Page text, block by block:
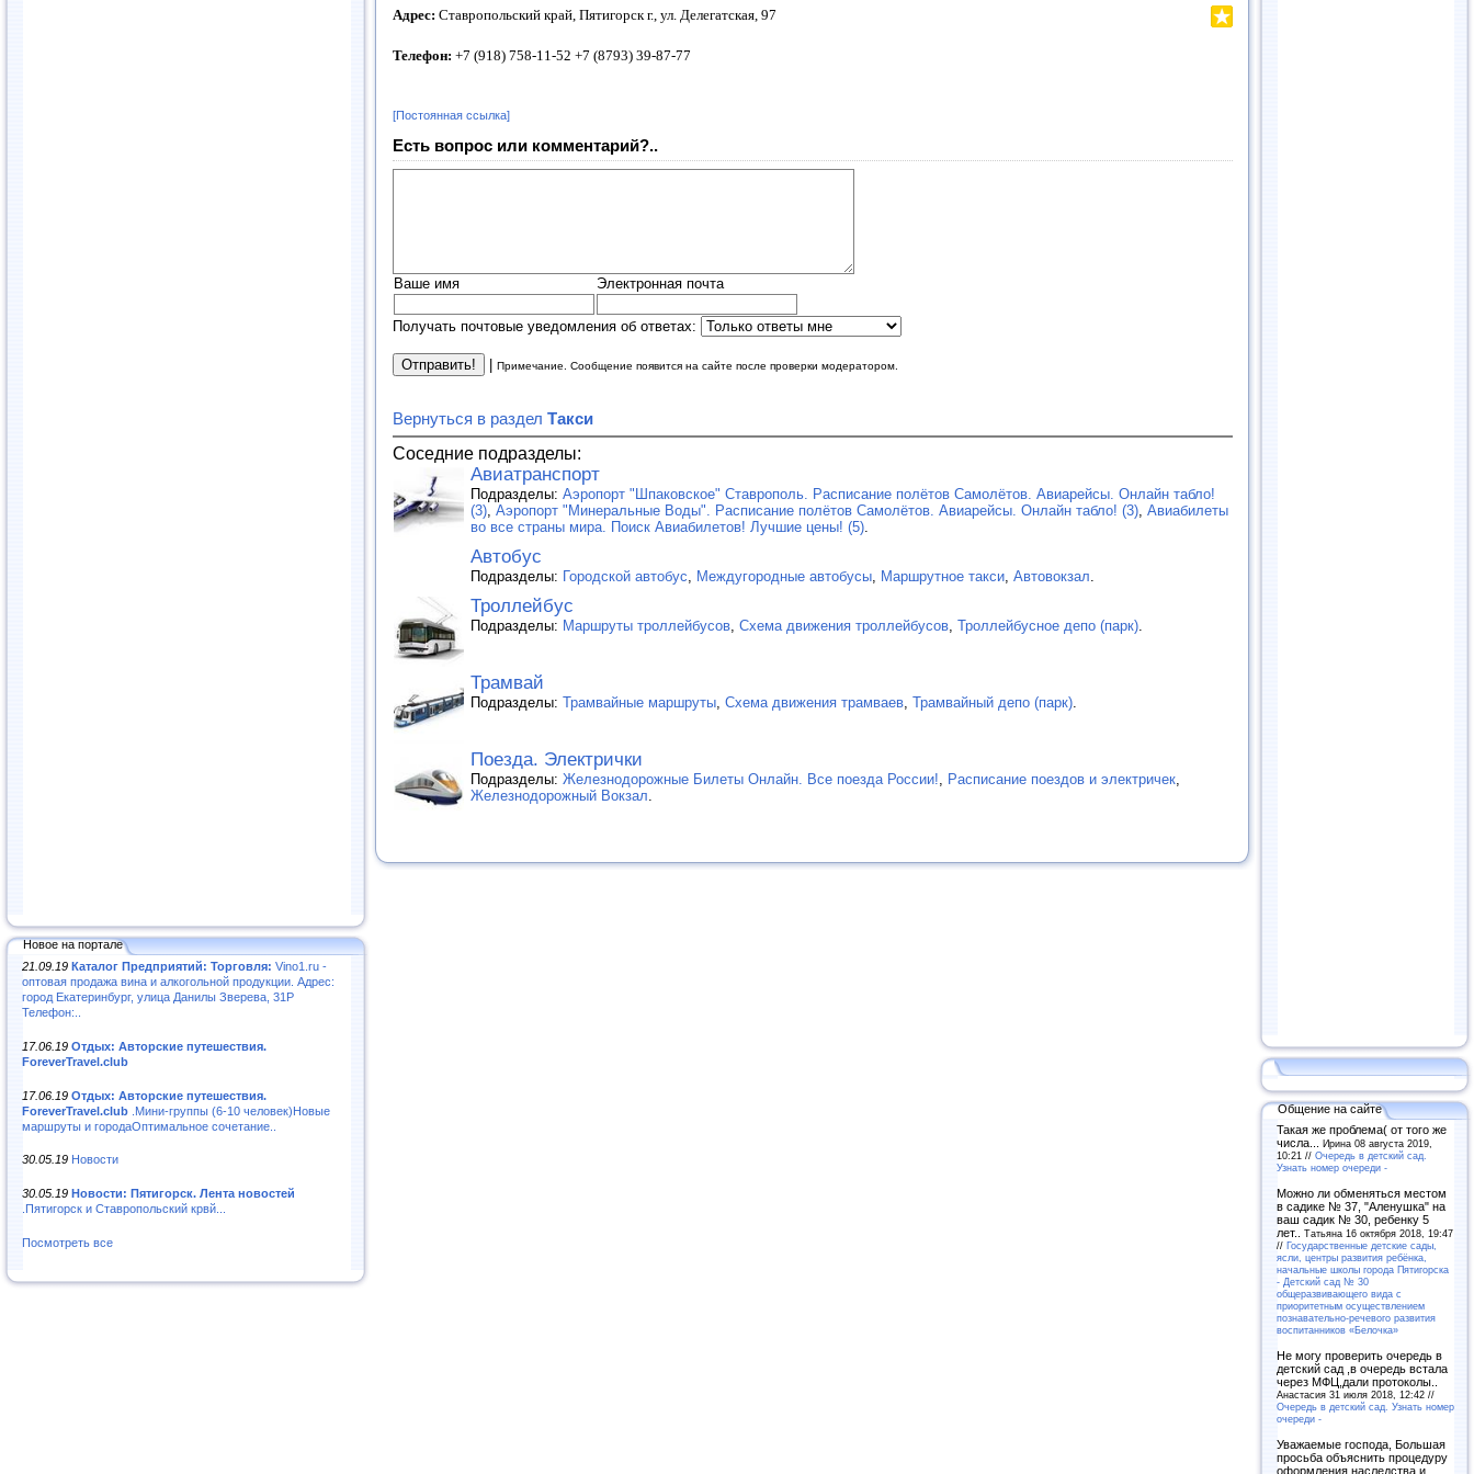
Новое на портале
21.09.19 Каталог Предприятий: Торговля: Vino1.ru -
оптовая продажа вина и алкогольной продукции. Адрес:
город Екатеринбург, улица Данилы Зверева, 31Р
Телефон:..
17.06.19 Отдых: Авторские путешествия.
ForeverTravel.club
17.06.19 Отдых: Авторские путешествия.
ForeverTravel.club .Мини-группы (6-10 человек)Новые
маршруты и городаОптимальное сочетание..
30.05.19 Новости
30.05.19 Новости: Пятигорск. Лента новостей
.Пятигорск и Ставропольский крвй...
Посмотреть все
Адрес: Ставропольский край, Пятигорск г., ул. Делегатская, 97
Телефон: +7 (918) 758-11-52 +7 (8793) 39-87-77
[Постоянная ссылка]
Есть вопрос или комментарий?..
Ваше имя Электронная почта
Получать почтовые уведомления об ответах:
Примечание. Сообщение появится на сайте после проверки модератором.
Вернуться в раздел Такси
Соседние подразделы:
Авиатранспорт
Подразделы: Аэропорт "Шпаковское" Ставрополь. Расписание полётов Самолётов. Авиарейсы. Онлайн табло!
(3), Аэропорт "Минеральные Воды". Расписание полётов Самолётов. Авиарейсы. Онлайн табло! (3), Авиабилеты
во все страны мира. Поиск Авиабилетов! Лучшие цены! (5).
Автобус
Подразделы: Городской автобус, Междугородные автобусы, Маршрутное такси, Автовокзал.
Троллейбус
Подразделы: Маршруты троллейбусов, Схема движения троллейбусов, Троллейбусное депо (парк).
Трамвай
Подразделы: Трамвайные маршруты, Схема движения трамваев, Трамвайный депо (парк).
Поезда. Электрички
Подразделы: Железнодорожные Билеты Онлайн. Все поезда России!, Расписание поездов и электричек,
Железнодорожный Вокзал.
Общение на сайте
Такая же проблема( от того же
числа... Ирина 08 августа 2019,
10:21 // Очередь в детский сад.
Узнать номер очереди -
Можно ли обменяться местом
в садике № 37, "Аленушка" на
ваш садик № 30, ребенку 5
лет.. Татьяна 16 октября 2018, 19:47
// Государственные детские сады,
ясли, центры развития ребёнка,
начальные школы города Пятигорска
- Детский сад № 30
общеразвивающего вида с
приоритетным осуществлением
познавательно-речевого развития
воспитанников «Белочка»
Не могу проверить очередь в
детский сад ,в очередь встала
через МФЦ,дали протоколы..
Анастасия 31 июля 2018, 12:42 //
Очередь в детский сад. Узнать номер
очереди -
Уважаемые господа, Большая
просьба объяснить процедуру
оформления наследства и